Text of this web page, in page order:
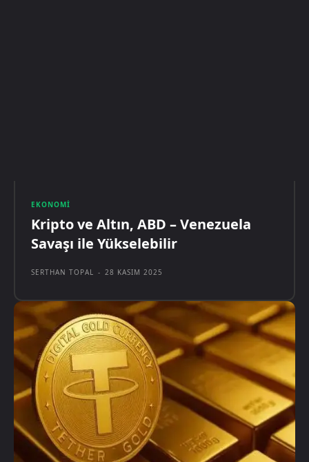
EKONOMI
Kripto ve Altın, ABD – Venezuela
Savaşı ile Yükselebilir
SERTHAN TOPAL - 28 KASIM 2025